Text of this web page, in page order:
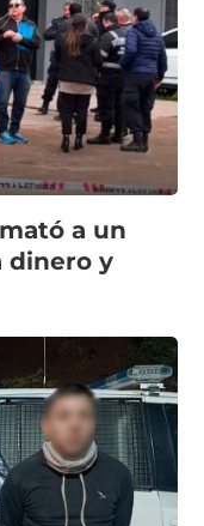
a un
dinero y